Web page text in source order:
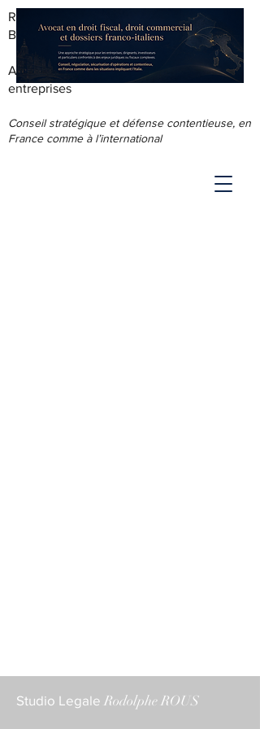
RODOLPHE ROUS - AVOCAT AU
BARREAU DE LYON
Accompagnement juridique & fiscal des
entreprises
Conseil stratégique et défense contentieuse, en
France comme à l’international
Studio Legale Rodolphe ROUS